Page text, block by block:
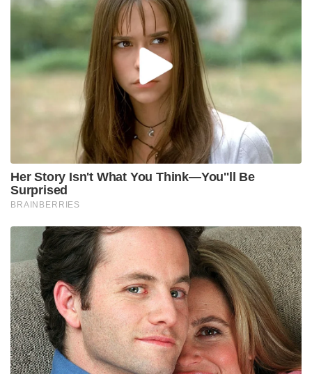
Her Story Isn't What You Think—You''ll Be
Surprised
BRAINBERRIES